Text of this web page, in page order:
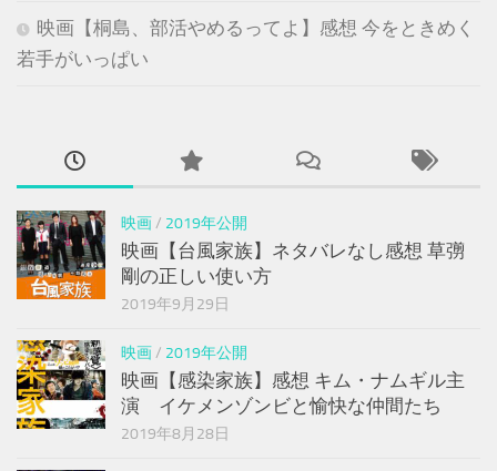
映画【桐島、部活やめるってよ】感想 今をときめく
若手がいっぱい
映画/ 2019年公開
映画【台風家族】ネタバレなし感想 草彅
剛の正しい使い方
2019年9月29日
映画/ 2019年公開
映画【感染家族】感想 キム・ナムギル主
演 イケメンゾンビと愉快な仲間たち
2019年8月28日